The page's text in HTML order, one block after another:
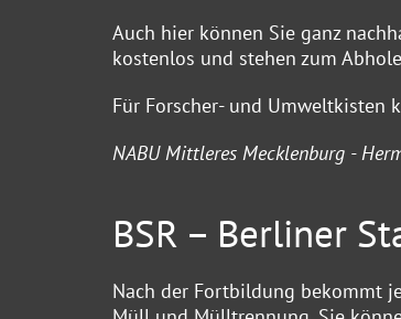
Auch hier können Sie ganz
kostenlos und stehen zum
Für Forscher- und Umweltkisten
NABU Mittleres Mecklenburg -
BSR – Berliner
Nach der Fortbildung bekommt